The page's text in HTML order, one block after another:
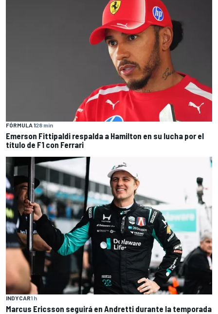
FÓRMULA 128 min
Emerson Fittipaldi respalda a Hamilton en su lucha por el
título de F1 con Ferrari
INDYCAR1 h
Marcus Ericsson seguirá en Andretti durante la temporada